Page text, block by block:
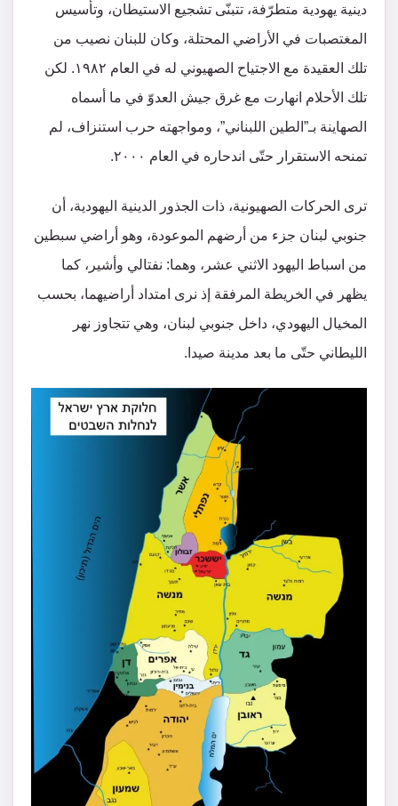
دينية يهودية متطرّفة، تتبنّى تشجيع الاستيطان، وتأسيس
المغتصبات في الأراضي المحتلة، وكان للبنان نصيب من
تلك العقيدة مع الاجتياح الصهيوني له في العام ١٩٨٢. لكن
تلك الأحلام انهارت مع غرق جيش العدوّ في ما أسماه
الصهاينة بـ”الطين اللبناني”، ومواجهته حرب استنزاف، لم
تمنحه الاستقرار حتّى اندحاره في العام ٢٠٠٠.
ترى الحركات الصهيونية، ذات الجذور الدينية اليهودية، أن
جنوبي لبنان جزء من أرضهم الموعودة، وهو أراضي سبطين
من اسباط اليهود الاثني عشر، وهما: نفتالي وأشير، كما
يظهر في الخريطة المرفقة إذ نرى امتداد أراضيهما، بحسب
المخيال اليهودي، داخل جنوبي لبنان، وهي تتجاوز نهر
الليطاني حتّى ما بعد مدينة صيدا.